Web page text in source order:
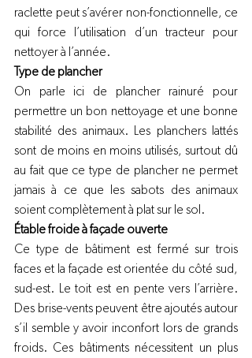
raclette peut s’avérer non-fonctionnelle, ce
qui force l’utilisation d’un tracteur pour
nettoyer à l’année.
Type de plancher
On parle ici de plancher rainuré pour
permettre un bon nettoyage et une bonne
stabilité des animaux. Les planchers lattés
sont de moins en moins utilisés, surtout dû
au fait que ce type de plancher ne permet
jamais à ce que les sabots des animaux
soient complètement à plat sur le sol.
Étable froide à façade ouverte
Ce type de bâtiment est fermé sur trois
faces et la façade est orientée du côté sud,
sud-est. Le toit est en pente vers l’arrière.
Des brise-vents peuvent être ajoutés autour
s’il semble y avoir inconfort lors de grands
froids. Ces bâtiments nécessitent un plus